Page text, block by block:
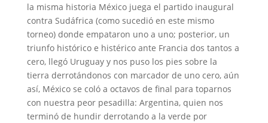
la misma historia México juega el partido inaugural
contra Sudáfrica (como sucedió en este mismo
torneo) donde empataron uno a uno; posterior, un
triunfo histórico e histérico ante Francia dos tantos a
cero, llegó Uruguay y nos puso los pies sobre la
tierra derrotándonos con marcador de uno cero, aún
así, México se coló a octavos de final para toparnos
con nuestra peor pesadilla: Argentina, quien nos
terminó de hundir derrotando a la verde por